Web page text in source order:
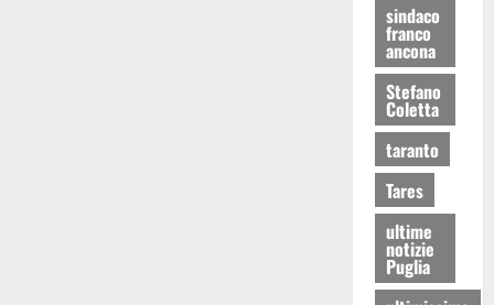
sindaco
franco
ancona
Stefano
Coletta
taranto
Tares
ultime
notizie
Puglia